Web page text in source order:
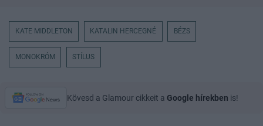
KATE MIDDLETON KATALIN HERCEGNÉ BÉZS
MONOKRÓM STÍLUS
Kövesd a Glamour cikkeit a Google hírekben is!